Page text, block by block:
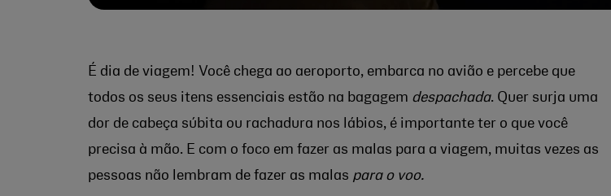
É dia de viagem! Você chega ao aeroporto, embarca no avião e percebe que
todos os seus itens essenciais estão na bagagem despachada. Quer surja uma
dor de cabeça súbita ou rachadura nos lábios, é importante ter o que você
precisa à mão. E com o foco em fazer as malas para a viagem, muitas vezes as
pessoas não lembram de fazer as malas para o voo.